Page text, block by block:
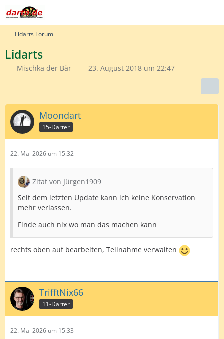
Lidarts Forum
Lidarts
Mischka der Bär 23. August 2018 um 22:47
Moondart
15-Darter
22. Mai 2026 um 15:32
Zitat von Jürgen1909
Seit dem letzten Update kann ich keine Konservation
mehr verlassen.
Finde auch nix wo man das machen kann
rechts oben auf bearbeiten, Teilnahme verwalten
TrifftNix66
11-Darter
22. Mai 2026 um 15:33